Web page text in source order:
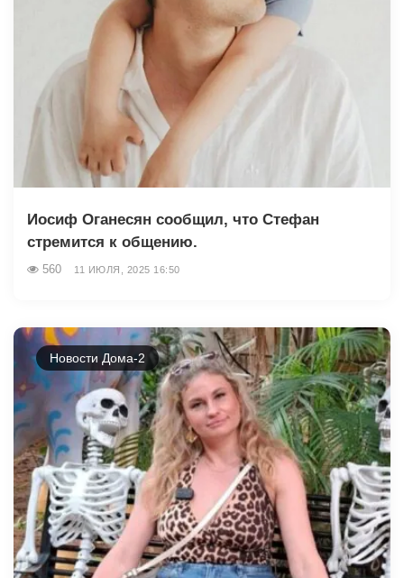
Иосиф Оганесян сообщил, что Стефан
стремится к общению.
560 11 ИЮЛЯ, 2025 16:50
Новости Дома-2